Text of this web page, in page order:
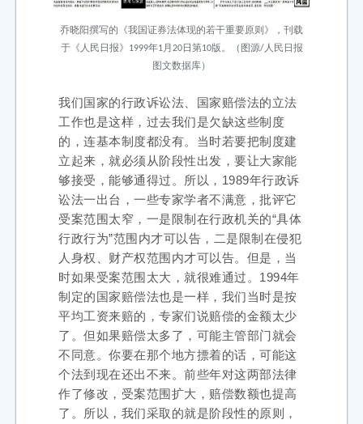
乔晓阳撰写的《我国证券法体现的若干重要原则》， 刊载
于《人民日报》1999年1月20日第10版。
（图源/人民日报
图文数据库）
我们国家的行政诉讼法、国家赔偿法的立法
工作也是这样，过去我们是欠缺这些制度
的，连基本制度都没有。当时若要把制度建
立起来，就必须从阶段性出发，要让大家能
够接受，能够通得过。所以，1989年行政诉
讼法一出台，一些专家学者不满意，批评它
受案范围太窄，一是限制在行政机关的“具体
行政行为”范围内才可以告，二是限制在侵犯
人身权、财产权范围内才可以告。但是，当
时如果受案范围太大，就很难通过。1994年
制定的国家赔偿法也是一样，我们当时是按
平均工资来赔的，专家们说赔偿的金额太少
了。但如果赔偿太多了，可能主管部门就会
不同意。你要在那个地方摽着的话，可能这
个法到现在还出不来。前些年对这两部法律
作了修改，受案范围扩大，赔偿数额也提高
了。所以，我们采取的就是阶段性的原则，